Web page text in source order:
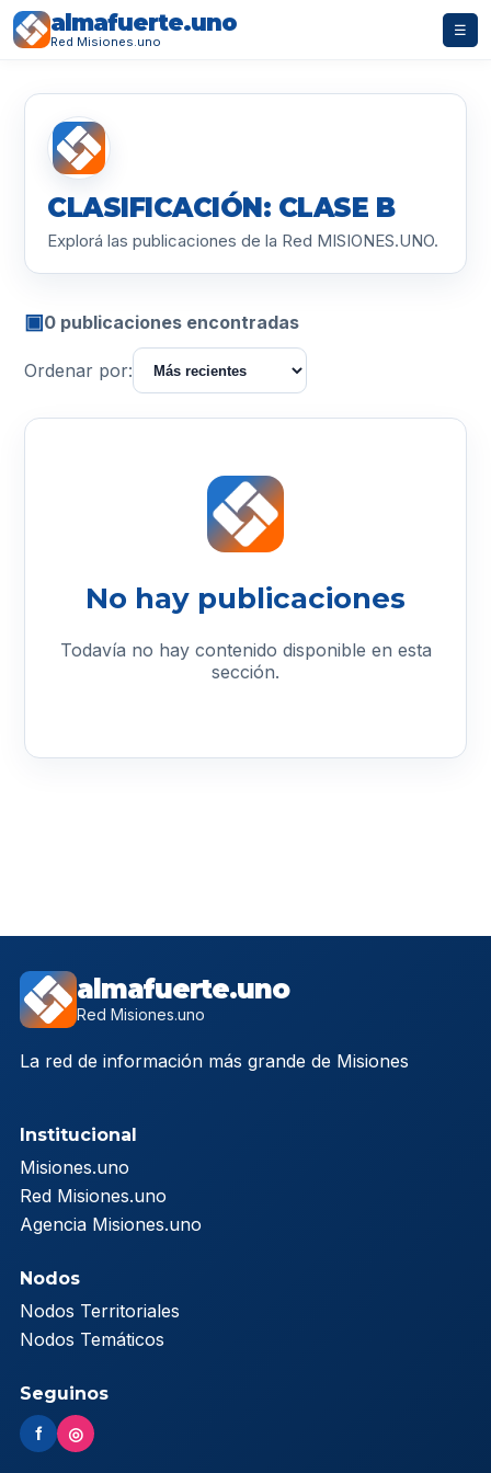
almafuerte.uno
Red Misiones.uno
☰
CLASIFICACIÓN: CLASE B
Explorá las publicaciones de la Red MISIONES.UNO.
▣0 publicaciones encontradas
Ordenar por:
No hay publicaciones
Todavía no hay contenido disponible en esta
sección.
almafuerte.uno
Red Misiones.uno
La red de información más grande de Misiones
Institucional
Misiones.uno
Red Misiones.uno
Agencia Misiones.uno
Nodos
Nodos Territoriales
Nodos Temáticos
Seguinos
f ◎